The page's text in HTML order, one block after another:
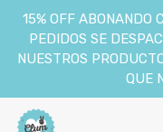
15% OFF ABONANDO
PEDIDOS SE
NUESTROS
QUE